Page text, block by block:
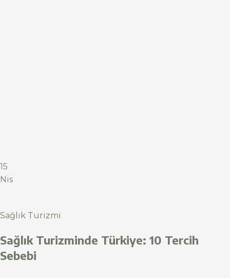
15
Nis
Sağlık Turizmi
Sağlık Turizminde Türkiye: 10 Tercih
Sebebi